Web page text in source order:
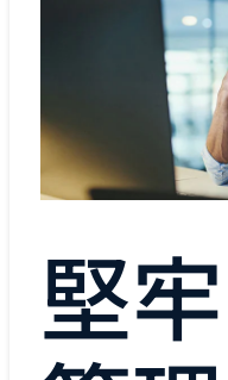
堅牢